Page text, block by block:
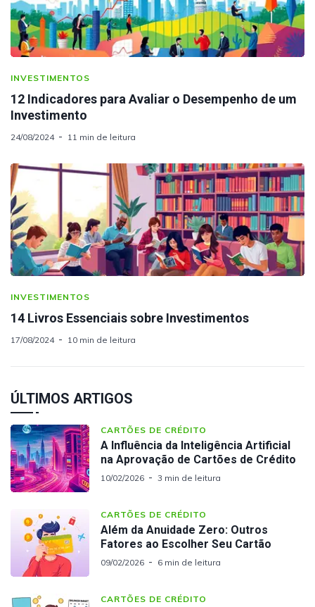
INVESTIMENTOS
12 Indicadores para Avaliar o Desempenho de um
Investimento
24/08/2024 11 min de leitura
INVESTIMENTOS
14 Livros Essenciais sobre Investimentos
17/08/2024 10 min de leitura
ÚLTIMOS ARTIGOS
CARTÕES DE CRÉDITO
A Influência da Inteligência Artificial
na Aprovação de Cartões de Crédito
10/02/2026 3 min de leitura
CARTÕES DE CRÉDITO
Além da Anuidade Zero: Outros
Fatores ao Escolher Seu Cartão
09/02/2026 6 min de leitura
CARTÕES DE CRÉDITO